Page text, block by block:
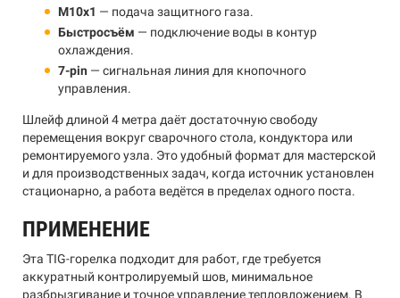
M10x1 — подача защитного газа.
Быстросъём — подключение воды в контур
охлаждения.
7-pin — сигнальная линия для кнопочного
управления.
Шлейф длиной 4 метра даёт достаточную свободу
перемещения вокруг сварочного стола, кондуктора или
ремонтируемого узла. Это удобный формат для мастерской
и для производственных задач, когда источник установлен
стационарно, а работа ведётся в пределах одного поста.
ПРИМЕНЕНИЕ
Эта TIG-горелка подходит для работ, где требуется
аккуратный контролируемый шов, минимальное
разбрызгивание и точное управление тепловложением. В